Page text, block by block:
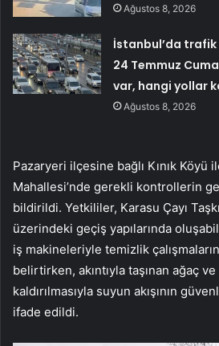
Ağustos 8, 2026
İstanbul’da trafik
24 Temmuz
var, hangi yollar
Ağustos 8, 2026
Pazaryeri ilçesine bağlı Kınık Köyü
Mahallesi’nde gerekli kontrollerin
bildirildi. Yetkililer, Karasu Çayı
üzerindeki geçiş yapılarında
iş makineleriyle temizlik
belirtirken, akıntıyla taşınan ağaç
kaldırılmasıyla suyun akışının
ifade edildi.